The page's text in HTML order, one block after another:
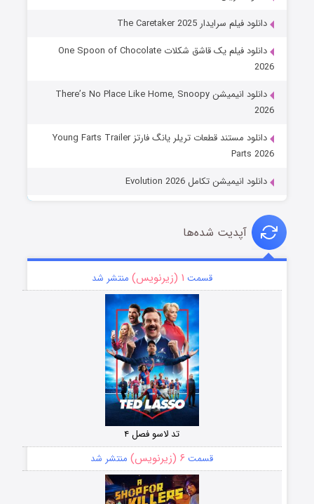
دانلود فیلم سرایدار The Caretaker 2025
دانلود فیلم یک قاشق شکلات One Spoon of Chocolate
2026
دانلود انیمیشن There’s No Place Like Home, Snoopy
2026
دانلود مستند قطعات تریلر یانگ فارتز Young Farts Trailer
Parts 2026
دانلود انیمیشن تکامل Evolution 2026
آپدیت شده‌ها
قسمت ۱ (زیرنویس) منتشر شد
تد لاسو فصل ۴
قسمت ۶ (زیرنویس) منتشر شد